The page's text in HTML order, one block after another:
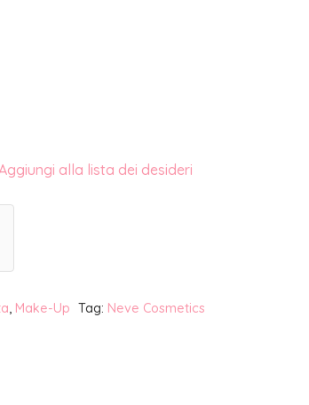
alla lista dei desideri
, Make-Up Tag: Neve Cosmetics